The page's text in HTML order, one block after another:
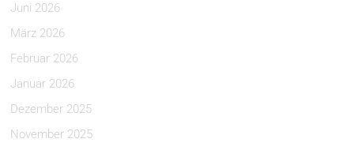
Juni 2026
März 2026
Februar 2026
Januar 2026
Dezember 2025
November 2025